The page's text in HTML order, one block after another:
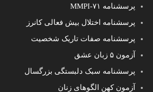
پرسشنامه MMPI-۷۱
پرسشنامه اختلال بیش فعالی کانرز
پرسشنامه صفات تاریک شخصیت
آزمون ۵ زبان عشق
پرسشنامه سبک دلبستگی بزرگسال
آزمون کهن الگوهای زنان